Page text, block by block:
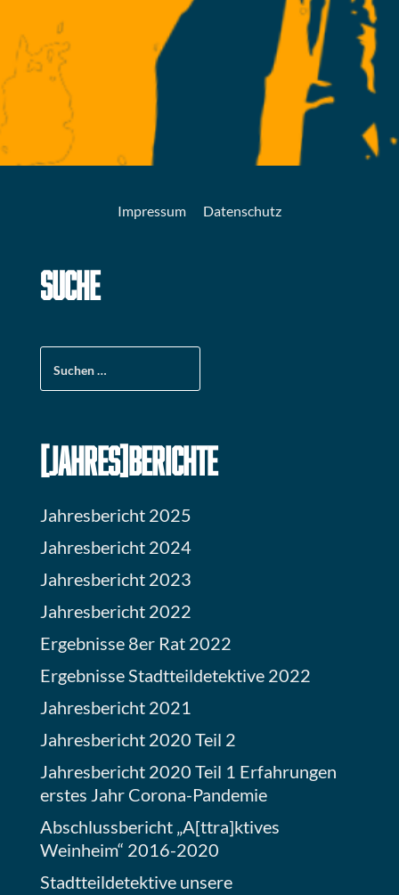
Impressum Datenschutz
SUCHE
[JAHRES]BERICHTE
Jahresbericht 2025
Jahresbericht 2024
Jahresbericht 2023
Jahresbericht 2022
Ergebnisse 8er Rat 2022
Ergebnisse Stadtteildetektive 2022
Jahresbericht 2021
Jahresbericht 2020 Teil 2
Jahresbericht 2020 Teil 1 Erfahrungen
erstes Jahr Corona-Pandemie
Abschlussbericht „A[ttra]ktives
Weinheim“ 2016-2020
Stadtteildetektive unsere